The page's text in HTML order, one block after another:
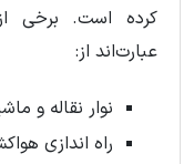
کرده است. برخی از
عبارت‌اند از:
نوار نقاله و
راه اندازی